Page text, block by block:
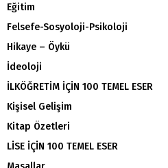
Eğitim
Felsefe-Sosyoloji-Psikoloji
Hikaye – Öykü
İdeoloji
İLKÖĞRETİM İÇİN 100 TEMEL ESER
Kişisel Gelişim
Kitap Özetleri
LİSE İÇİN 100 TEMEL ESER